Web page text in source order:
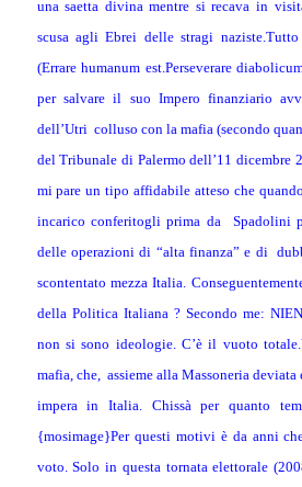
una saetta divina mentre si recava in
scusa agli Ebrei delle stragi
(Errare humanum est.Perseverare
per salvare il suo Impero finanziario
dell’Utri colluso con la mafia (secondo
del Tribunale di Palermo dell’11
mi pare un tipo affidabile atteso che
incarico conferitogli prima da
Spadolini
delle operazioni di “alta finanza” e di
scontentato mezza Italia.
della Politica Italiana ? Secondo me:
non si sono ideologie. C’è il vuoto
mafia, che, assieme alla Massoneria
impera in Italia. Chissà per quanto
{mosimage}Per questi motivi è da anni
voto. Solo in questa tornata elettorale